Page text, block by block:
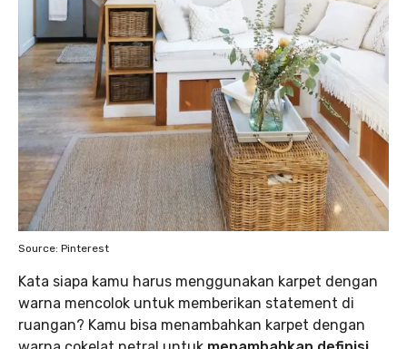
Source: Pinterest
Kata siapa kamu harus menggunakan karpet dengan
warna mencolok untuk memberikan statement di
ruangan? Kamu bisa menambahkan karpet dengan